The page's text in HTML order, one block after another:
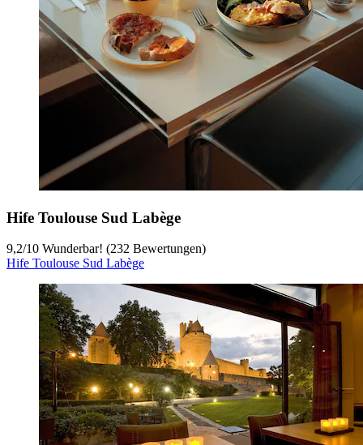
Hife Toulouse Sud Labège
9,2/10 Wunderbar! (232 Bewertungen)
Hife Toulouse Sud Labège